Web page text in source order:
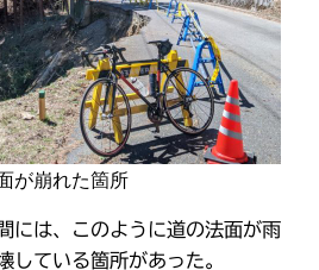
が崩れた箇所
には、このように道の法面が雨
している箇所があった。